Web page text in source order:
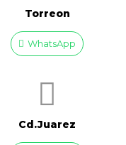
Torreon
WhatsApp
Cd.Juarez